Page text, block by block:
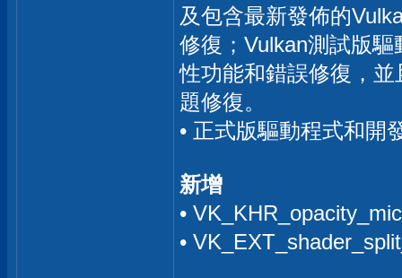
及包含最新發佈的
修復；Vulkan測試版
性功能和錯誤修復，
題修復。
• 正式版驅動程式和開
新增
•
•